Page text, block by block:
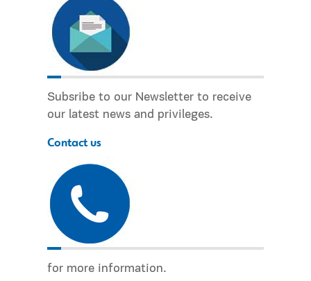
Subsribe to our Newsletter to receive
our latest news and privileges.
Contact us
for more information.